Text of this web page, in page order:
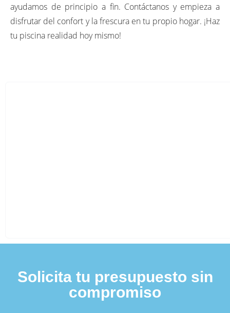
ayudamos de principio a fin. Contáctanos y empieza a
disfrutar del confort y la frescura en tu propio hogar. ¡Haz
tu piscina realidad hoy mismo!
Solicita tu presupuesto sin
compromiso